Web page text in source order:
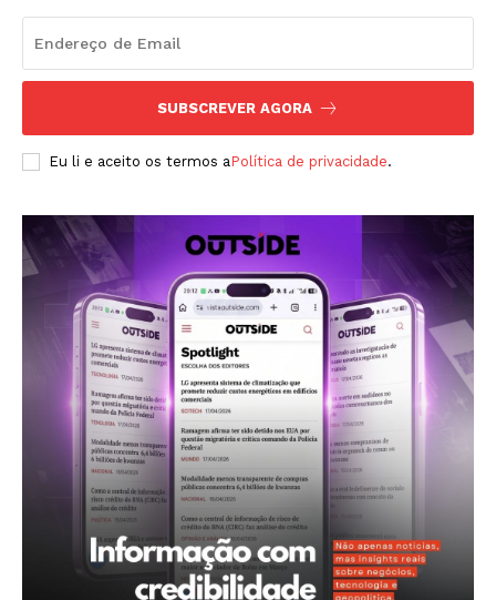
SUBSCREVER AGORA
Eu li e aceito os termos a Política de privacidade.